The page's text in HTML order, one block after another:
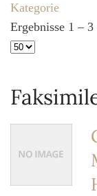
Kategorie
Ergebnisse 1 –